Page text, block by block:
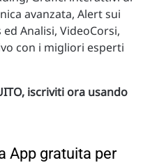
avanzata, Alert sui
Analisi, VideoCorsi,
con i migliori esperti
iscriviti ora usando
App gratuita per